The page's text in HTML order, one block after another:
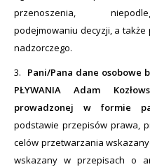
przenoszenia,
podejmowaniu decyzji, a
nadzorczego.
3. Pani/Pana dane osobowe
PŁYWANIA Adam
prowadzonej w formie
podstawie przepisów prawa,
celów przetwarzania
wskazany w przepisach o